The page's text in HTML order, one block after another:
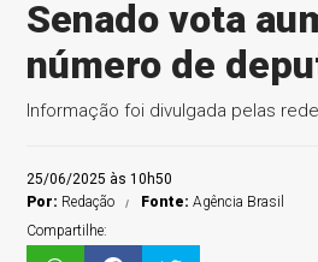
Senado vota
número de
Informação foi divulgada pelas
25/06/2025 às 10h50
Por: Redação Fonte:Agência Brasil
Compartilhe: